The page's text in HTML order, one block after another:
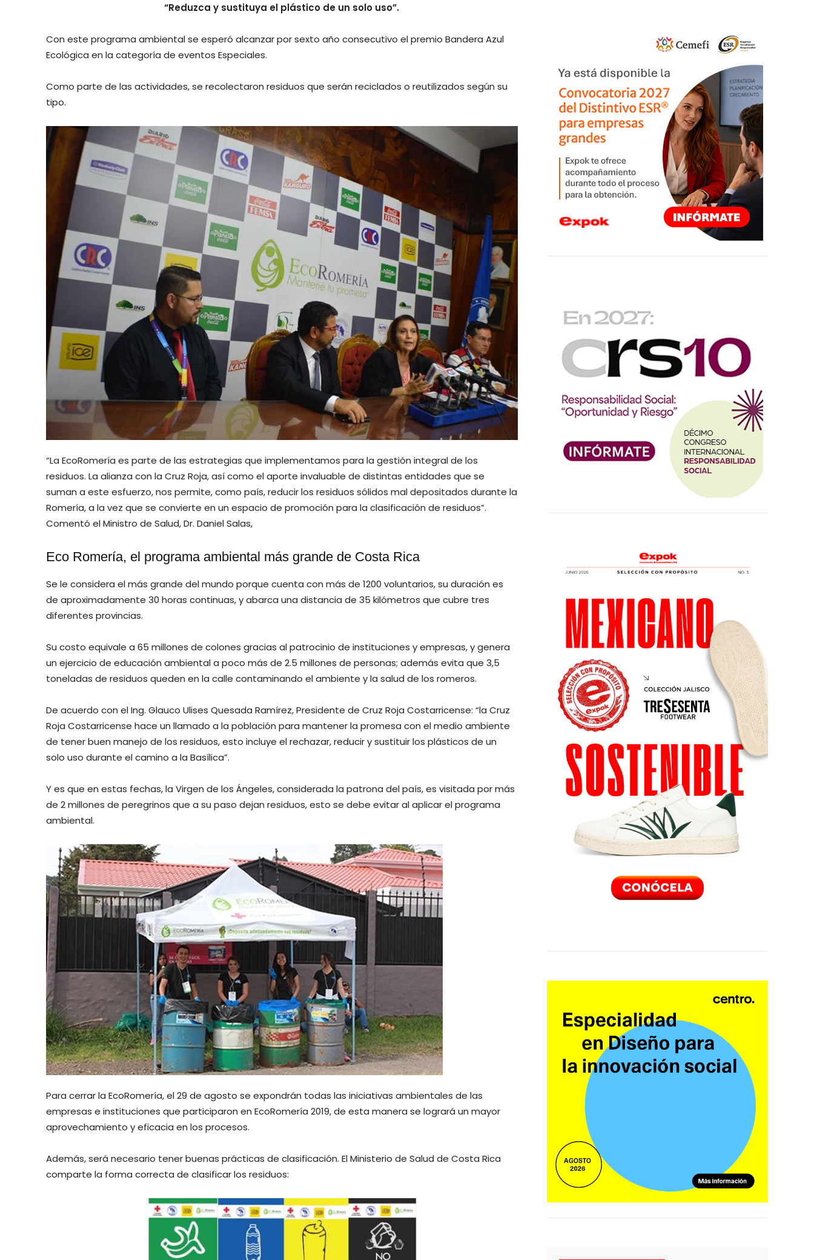
“Reduzca y sustituya el plástico de un solo uso”.
Con este programa ambiental se esperó alcanzar por sexto año consecutivo el premio Bandera Azul
Ecológica en la categoría de eventos Especiales.
Como parte de las actividades, se recolectaron residuos que serán reciclados o reutilizados según su
tipo.
“La EcoRomería es parte de las estrategias que implementamos para la gestión integral de los
residuos. La alianza con la Cruz Roja, así como el aporte invaluable de distintas entidades que se
suman a este esfuerzo, nos permite, como país, reducir los residuos sólidos mal depositados durante la
Romería, a la vez que se convierte en un espacio de promoción para la clasificación de residuos”.
Comentó el Ministro de Salud, Dr. Daniel Salas,
Eco Romería, el programa ambiental más grande de Costa Rica
Se le considera el más grande del mundo porque cuenta con más de 1200 voluntarios, su duración es
de aproximadamente 30 horas continuas, y abarca una distancia de 35 kilómetros que cubre tres
diferentes provincias.
Su costo equivale a 65 millones de colones gracias al patrocinio de instituciones y empresas, y genera
un ejercicio de educación ambiental a poco más de 2.5 millones de personas; además evita que 3,5
toneladas de residuos queden en la calle contaminando el ambiente y la salud de los romeros.
De acuerdo con el Ing. Glauco Ulises Quesada Ramírez, Presidente de Cruz Roja Costarricense: “la Cruz
Roja Costarricense hace un llamado a la población para mantener la promesa con el medio ambiente
de tener buen manejo de los residuos, esto incluye el rechazar, reducir y sustituir los plásticos de un
solo uso durante el camino a la Basílica”.
Y es que en estas fechas, la Virgen de los Ángeles, considerada la patrona del país, es visitada por más
de 2 millones de peregrinos que a su paso dejan residuos, esto se debe evitar al aplicar el programa
ambiental.
Para cerrar la EcoRomería, el 29 de agosto se expondrán todas las iniciativas ambientales de las
empresas e instituciones que participaron en EcoRomería 2019, de esta manera se logrará un mayor
aprovechamiento y eficacia en los procesos.
Además, será necesario tener buenas prácticas de clasificación. El Ministerio de Salud de Costa Rica
comparte la forma correcta de clasificar los residuos: